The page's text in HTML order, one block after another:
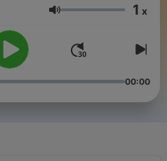
Сила на звука
1 x
00:00